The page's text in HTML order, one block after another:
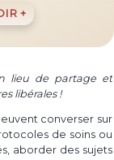
+
lieu de partage et
libérales !
converser sur
de soins ou
aborder des sujets